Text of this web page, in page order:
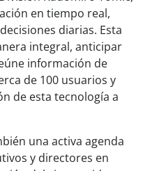
en tiempo real,
diarias. Esta
integral, anticipar
información de
de 100 usuarios y
de esta tecnología a
una activa agenda
y directores en